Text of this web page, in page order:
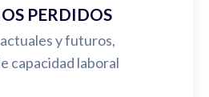
PERDIDOS
y futuros,
capacidad laboral